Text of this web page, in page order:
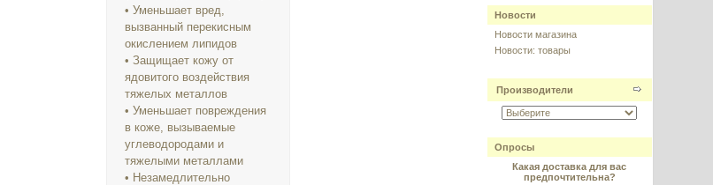
• Уменьшает вред,
вызванный перекисным
окислением липидов
• Защищает кожу от
ядовитого воздействия
тяжелых металлов
• Уменьшает повреждения
в коже, вызываемые
углеводородами и
тяжелыми металлами
• Незамедлительно
Новости
Новости магазина
Новости: товары
Производители
Опросы
Какая доставка для вас
предпочтительна?